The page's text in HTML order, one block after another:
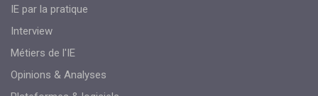
IE par la pratique
Interview
Métiers de l'IE
Opinions & Analyses